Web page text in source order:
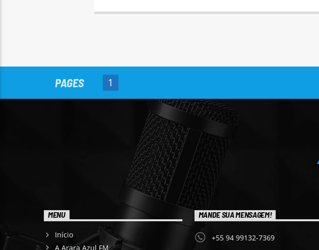
PAGES 1
MENU
Início
A Arara Azul FM
MANDE SUA MENSAGEM!
+55 94 99132-7369